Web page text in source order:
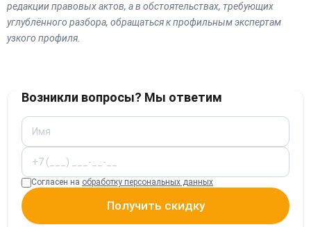
редакции правовых актов, а в обстоятельствах, требующих
углублённого разбора, обращаться к профильным экспертам
узкого профиля.
Возникли вопросы? Мы ответим
Согласен на обработку персональных данных
Получить скидку